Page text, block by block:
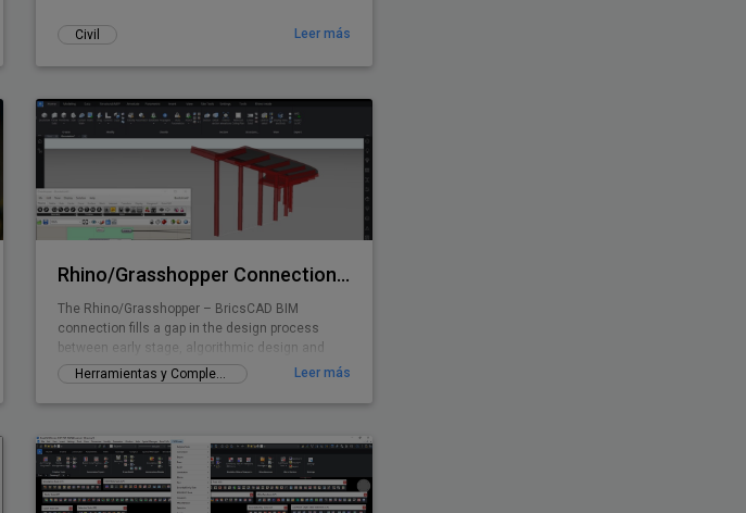
Civil Leer más
Rhino/Grasshopper Connection for BricsCAD BIM
The Rhino/Grasshopper – BricsCAD BIM
connection fills a gap in the design process
between early stage, algorithmic design and
Building Information Modeling.
Herramientas y Complementos gratuitos Leer más